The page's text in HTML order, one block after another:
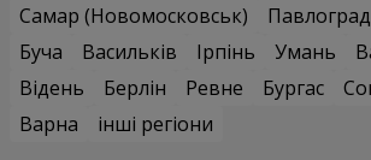
Самар (Новомосковськ)
Павлоград
Буча
Васильків Ірпінь Умань
Відень
Берлін Ревне Бургас
Варна
інші регіони